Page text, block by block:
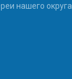
нашего округа